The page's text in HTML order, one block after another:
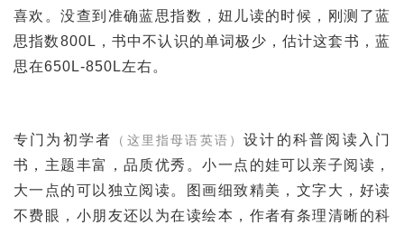
喜欢。没查到准确蓝思指数，妞儿读的时候，刚测了蓝
思指数800L，书中不认识的单词极少，估计这套书，蓝
思在650L-850L左右。
专门为初学者 （这里指母语英语）设计的科普阅读入门
书，主题丰富，品质优秀。小一点的娃可以亲子阅读，
大一点的可以独立阅读。图画细致精美，文字大，好读
不费眼，小朋友还以为在读绘本，作者有条理清晰的科